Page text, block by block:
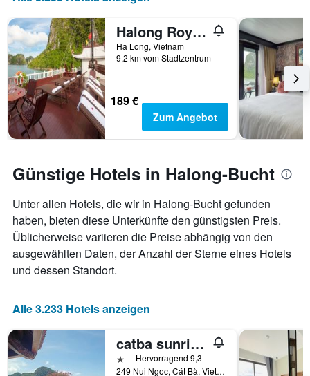
Halong Royal Palace Cruise
Ha Long, Vietnam
9,2 km vom Stadtzentrum
189 €
Zum Angebot
Günstige Hotels in Halong-Bucht
Unter allen Hotels, die wir in Halong-Bucht gefunden
haben, bieten diese Unterkünfte den günstigsten Preis.
Üblicherweise variieren die Preise abhängig von den
ausgewählten Daten, der Anzahl der Sterne eines Hotels
und dessen Standort.
Alle 3.233 Hotels anzeigen
catba sunrise hotel
1 SternHervorragend 9,3
249 Nui Ngoc, Cát Bà, Vietnam